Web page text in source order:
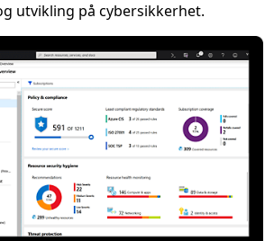
utvikling på cybersikkerhet.